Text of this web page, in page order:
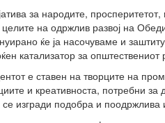
за народите,
на одржлив развој на
ќе ја насочуваме и
катализатор за општествениот
е ставен на творците на
и креативноста, потребни за
изгради подобра и поодржлива